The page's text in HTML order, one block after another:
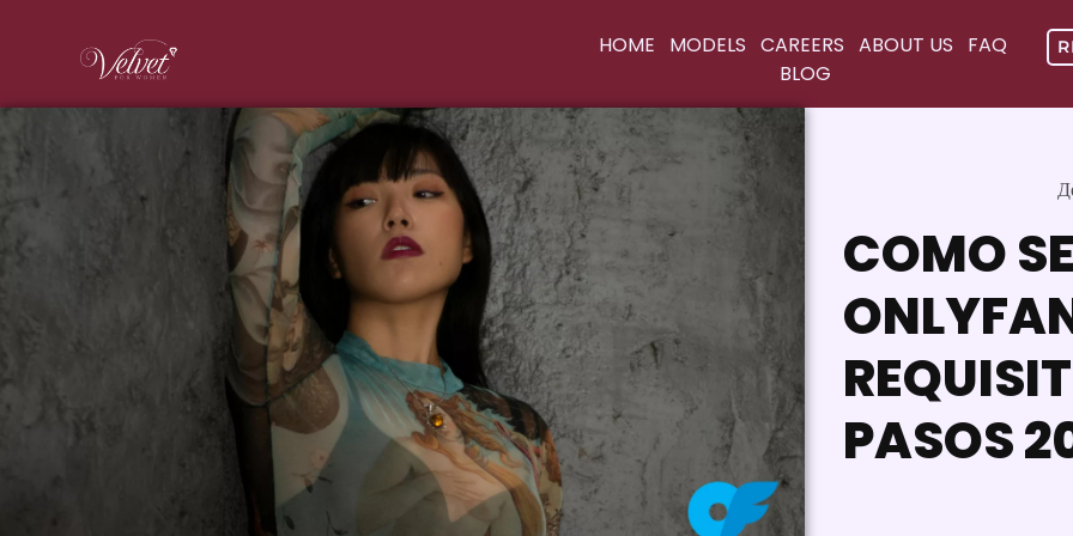
HOME MODELS CAREERS ABOUT US
FAQ
BLOG
COMO
PASOS